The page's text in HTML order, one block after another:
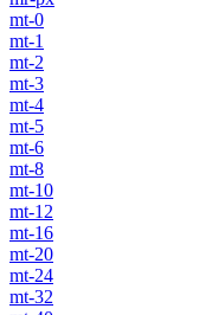
mt-0
mt-1
mt-2
mt-3
mt-4
mt-5
mt-6
mt-8
mt-10
mt-12
mt-16
mt-20
mt-24
mt-32